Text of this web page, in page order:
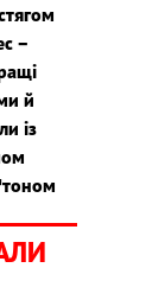
–
й
із